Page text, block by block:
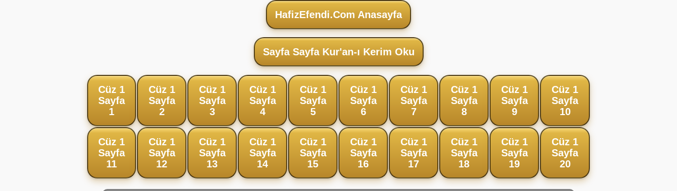
HafizEfendi.Com Anasayfa
Sayfa Sayfa Kur'an-ı Kerim Oku
Cüz 1
Sayfa
1
Cüz 1
Sayfa
2
Cüz 1
Sayfa
3
Cüz 1
Sayfa
4
Cüz 1
Sayfa
5
Cüz 1
Sayfa
6
Cüz 1
Sayfa
7
Cüz 1
Sayfa
8
Cüz 1
Sayfa
9
Cüz 1
Sayfa
10
Cüz 1
Sayfa
11
Cüz 1
Sayfa
12
Cüz 1
Sayfa
13
Cüz 1
Sayfa
14
Cüz 1
Sayfa
15
Cüz 1
Sayfa
16
Cüz 1
Sayfa
17
Cüz 1
Sayfa
18
Cüz 1
Sayfa
19
Cüz 1
Sayfa
20